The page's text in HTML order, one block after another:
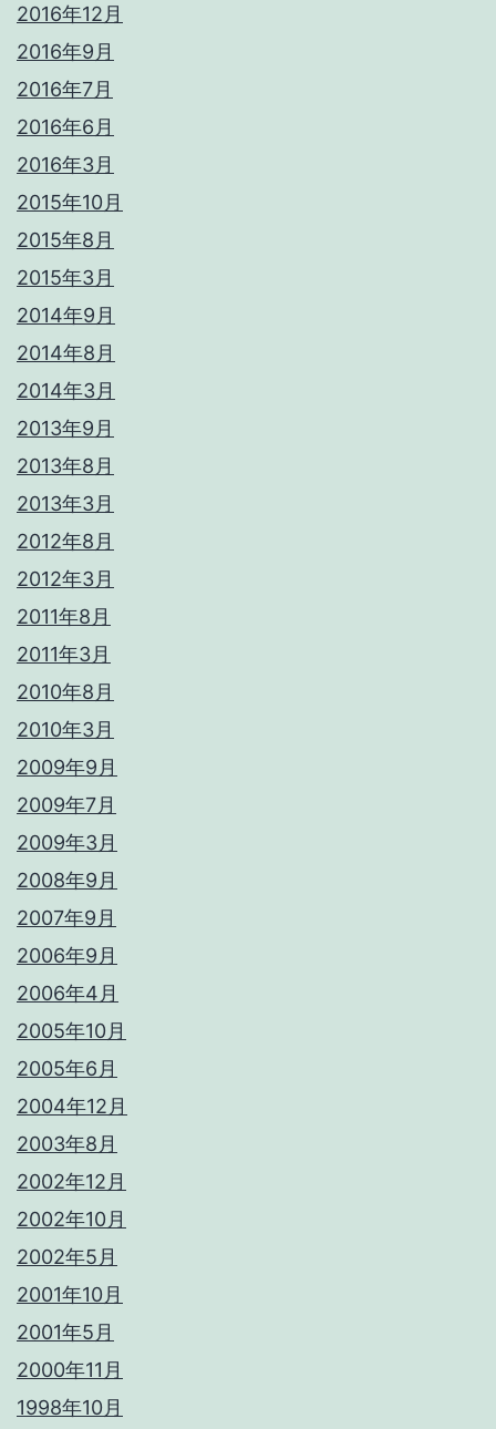
2016年12月
2016年9月
2016年7月
2016年6月
2016年3月
2015年10月
2015年8月
2015年3月
2014年9月
2014年8月
2014年3月
2013年9月
2013年8月
2013年3月
2012年8月
2012年3月
2011年8月
2011年3月
2010年8月
2010年3月
2009年9月
2009年7月
2009年3月
2008年9月
2007年9月
2006年9月
2006年4月
2005年10月
2005年6月
2004年12月
2003年8月
2002年12月
2002年10月
2002年5月
2001年10月
2001年5月
2000年11月
1998年10月